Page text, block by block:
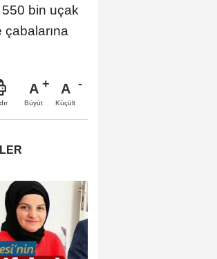
550 bin uçak
A
Büyüt
A
Küçült